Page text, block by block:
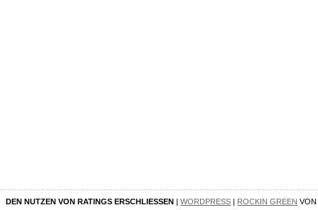
DEN NUTZEN VON RATINGS ERSCHLIESSEN |WORDPRESS | ROCKIN GREEN